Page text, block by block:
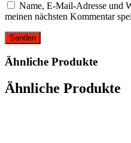
Name, E-Mail-Adresse und
meinen nächsten Kommentar
Ähnliche Produkte
Ähnliche Produkte